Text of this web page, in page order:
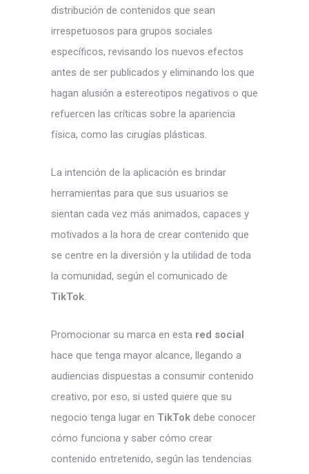
distribución de contenidos que sean
irrespetuosos para grupos sociales
específicos, revisando los nuevos efectos
antes de ser publicados y eliminando los que
hagan alusión a estereotipos negativos o que
refuercen las críticas sobre la apariencia
física, como las cirugías plásticas.
La intención de la aplicación es brindar
herramientas para que sus usuarios se
sientan cada vez más animados, capaces y
motivados a la hora de crear contenido que
se centre en la diversión y la utilidad de toda
la comunidad, según el comunicado de
TikTok.
Promocionar su marca en esta red social
hace que tenga mayor alcance, llegando a
audiencias dispuestas a consumir contenido
creativo, por eso, si usted quiere que su
negocio tenga lugar en TikTok debe conocer
cómo funciona y saber cómo crear
contenido entretenido, según las tendencias